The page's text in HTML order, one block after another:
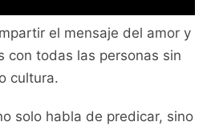
el mensaje del amor y
con todas las personas sin
cultura.
solo habla de predicar, sino